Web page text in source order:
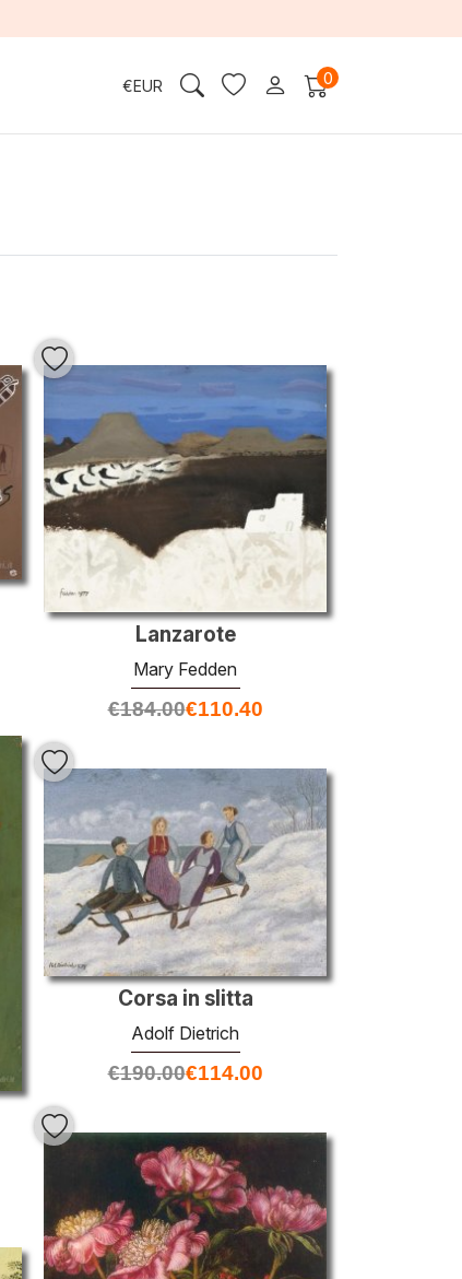
€EUR 0
Lanzarote
Mary Fedden
€184.00€110.40
Corsa in slitta
Adolf Dietrich
€190.00€114.00